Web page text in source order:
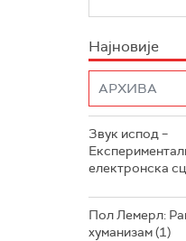
Најновије
Звук испод –
електронска
Пол Лемерл:
хуманизам (1)